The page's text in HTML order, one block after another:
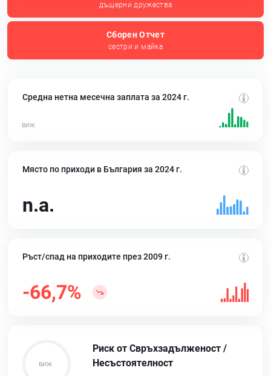
дъщерни дружества
Сборен Отчет
сестри и майка
Средна нетна месечна заплата за 2024 г.
Място по приходи в България за 2024 г.
n.a.
Ръст/спад на приходите през 2009 г.
-66,7%
Риск от Свръхзадълженост /
Несъстоятелност